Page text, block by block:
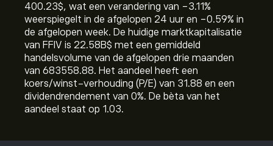
400.23‎$‎, wat een verandering van ‎-3.11‎%
weerspiegelt in de afgelopen 24 uur en ‎-0.59‎% in
de afgelopen week. De huidige marktkapitalisatie
van FFIV is 22.58B‎$‎ met een gemiddeld
handelsvolume van de afgelopen drie maanden
van 683558.88. Het aandeel heeft een
koers/winst-verhouding (P/E) van 31.88 en een
dividendrendement van 0%. De bèta van het
aandeel staat op 1.03.